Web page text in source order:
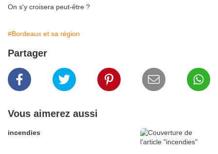
On s'y croisera peut-être ?
#Bordeaux et sa région
Partager
Vous aimerez aussi
incendies